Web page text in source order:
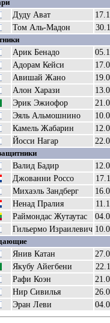
Дуду Ават
Том Аль-Мадон
Арик Бенадо
Адорам Кейси
Авишай Жано
Алон Харази
Эрик Эжиофор
Эяль Альмошнино
Камель Жабарин
Йосси Нагар
Валид Бадир
Джованни Россо
Михаэль Зандберг
Ненад Пралия
Раймондас Жутаутас
Гильермо Израилевич
Янив Катан
Якубу Айегбени
Рафи Коэн
Нир Сивилья
Эран Леви